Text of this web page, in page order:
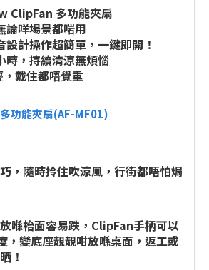
ClipFan 多功能夾扇
論咩場景都啱用
設計操作超簡單，一鍵即開！
時，持續清涼無煩惱
戴住都唔覺重
功能夾扇(AF-MF01)
，隨時拎住吹涼風，行街都唔怕焗
喺枱面容易跌，ClipFan手柄可以
，變底座靚靚咁放喺桌面，返工或
！